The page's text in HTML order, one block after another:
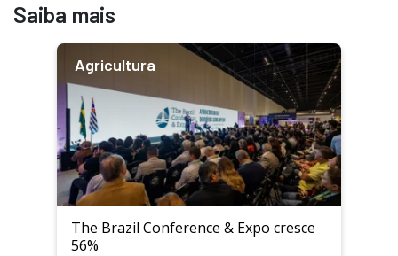
Saiba mais
Agricultura
The Brazil Conference & Expo cresce
56%